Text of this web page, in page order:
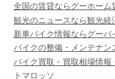
全国の賃貸ならグーホーム
観光のニュースなら観光経
新車バイク情報ならグーバ
バイクの整備・メンテナン
バイク買取・買取相場情報
トマロッソ